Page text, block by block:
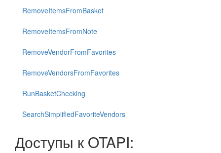
RemoveItemsFromBasket
RemoveItemsFromNote
RemoveVendorFromFavorites
RemoveVendorsFromFavorites
RunBasketChecking
SearchSimplifiedFavoriteVendors
Доступы к OTAPI: